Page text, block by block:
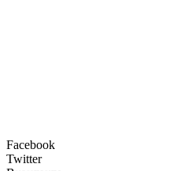
Facebook
Twitter